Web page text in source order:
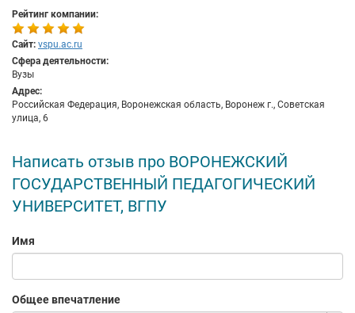
Рейтинг компании:
Сайт: vspu.ac.ru
Сфера деятельности:
Вузы
Адрес:
Российская Федерация, Воронежская область, Воронеж г., Советская
улица, 6
Написать отзыв про ВОРОНЕЖСКИЙ
ГОСУДАРСТВЕННЫЙ ПЕДАГОГИЧЕСКИЙ
УНИВЕРСИТЕТ, ВГПУ
Имя
Общее впечатление